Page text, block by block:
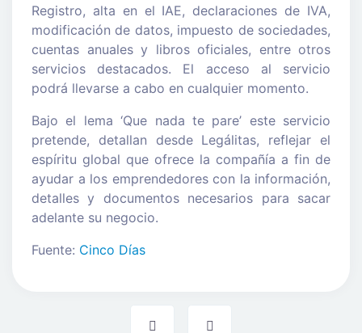
Registro, alta en el IAE, declaraciones de IVA,
modificación de datos, impuesto de sociedades,
cuentas anuales y libros oficiales, entre otros
servicios destacados. El acceso al servicio
podrá llevarse a cabo en cualquier momento.
Bajo el lema ‘Que nada te pare’ este servicio
pretende, detallan desde Legálitas, reflejar el
espíritu global que ofrece la compañía a fin de
ayudar a los emprendedores con la información,
detalles y documentos necesarios para sacar
adelante su negocio.
Fuente: Cinco Días